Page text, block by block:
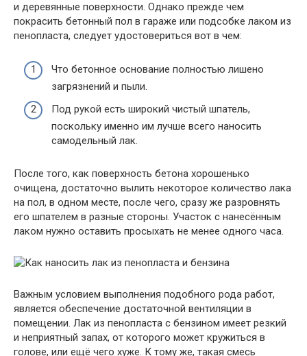
и деревянные поверхности. Однако прежде чем
покрасить бетонный пол в гараже или подсобке лаком из
пенопласта, следует удостовериться вот в чем:
Что бетонное основание полностью лишено
загрязнений и пыли.
Под рукой есть широкий чистый шпатель,
поскольку именно им лучше всего наносить
самодельный лак.
После того, как поверхность бетона хорошенько
очищена, достаточно вылить некоторое количество лака
на пол, в одном месте, после чего, сразу же разровнять
его шпателем в разные стороны. Участок с нанесённым
лаком нужно оставить просыхать не менее одного часа.
Важным условием выполнения подобного рода работ,
является обеспечение достаточной вентиляции в
помещении. Лак из пенопласта с бензином имеет резкий
и неприятный запах, от которого может кружиться в
голове, или ещё чего хуже. К тому же, такая смесь